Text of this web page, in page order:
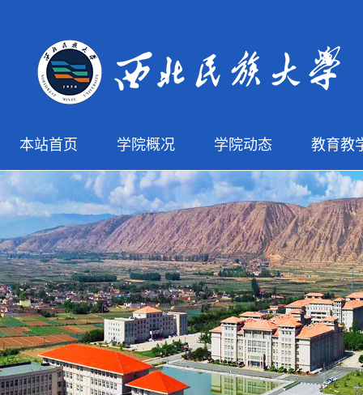
本站首页 学院概况 学院动态 教育教